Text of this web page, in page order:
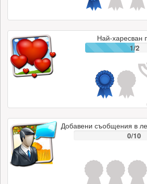
Най-харесван
1/2
Добавени съобщения в
0/10